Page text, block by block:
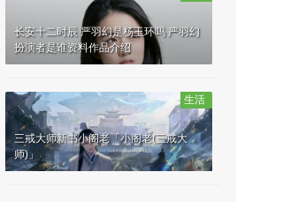
长安十二时辰 严羽幻是杨玉环吗 严羽幻
扮演者是谁资料作品介绍
生活
三戒大师新书小阁老「小阁老(三戒大
师)」